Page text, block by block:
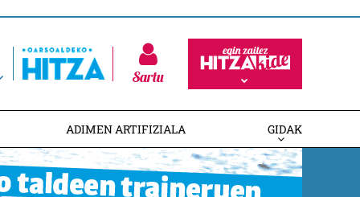
Sartu
ADIMEN ARTIFIZIALA GIDAK